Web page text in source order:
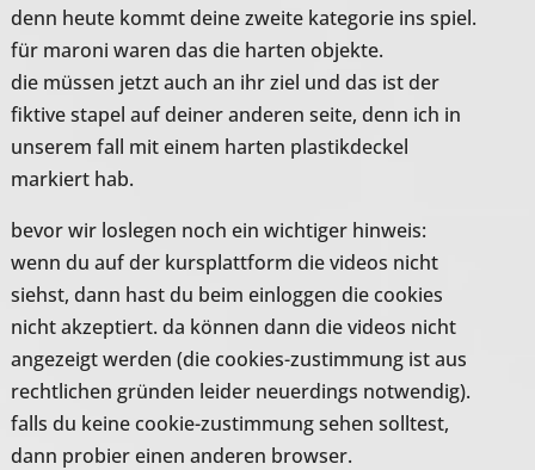
denn heute kommt deine zweite kategorie ins spiel.
für maroni waren das die harten objekte.
die müssen jetzt auch an ihr ziel und das ist der
fiktive stapel auf deiner anderen seite, denn ich in
unserem fall mit einem harten plastikdeckel
markiert hab.
bevor wir loslegen noch ein wichtiger hinweis:
wenn du auf der kursplattform die videos nicht
siehst, dann hast du beim einloggen die cookies
nicht akzeptiert. da können dann die videos nicht
angezeigt werden (die cookies-zustimmung ist aus
rechtlichen gründen leider neuerdings notwendig).
falls du keine cookie-zustimmung sehen solltest,
dann probier einen anderen browser.